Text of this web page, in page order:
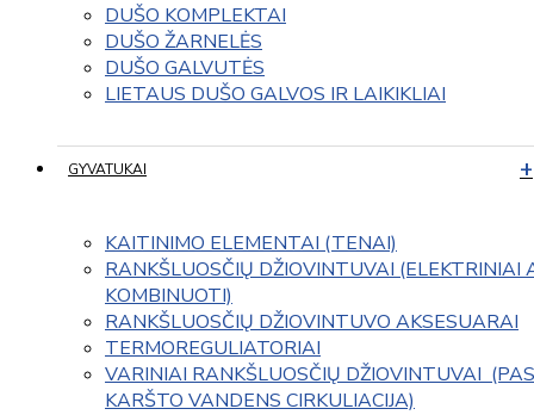
DUŠO KOMPLEKTAI
DUŠO ŽARNELĖS
DUŠO GALVUTĖS
LIETAUS DUŠO GALVOS IR LAIKIKLIAI
GYVATUKAI
KAITINIMO ELEMENTAI (TENAI)
RANKŠLUOSČIŲ DŽIOVINTUVAI (ELEKTRINIAI
KOMBINUOTI)
RANKŠLUOSČIŲ DŽIOVINTUVO AKSESUARAI
TERMOREGULIATORIAI
VARINIAI RANKŠLUOSČIŲ DŽIOVINTUVAI
KARŠTO VANDENS CIRKULIACIJA)